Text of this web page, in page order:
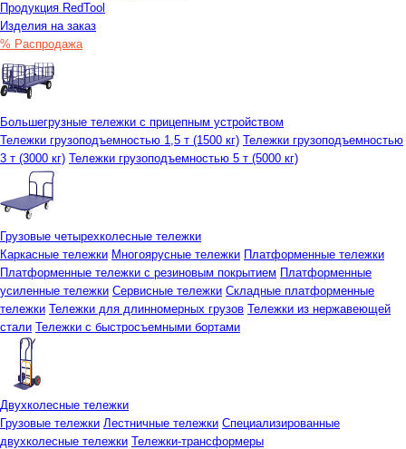
Продукция RedTool
Изделия на заказ
% Распродажа
Большегрузные тележки с прицепным устройством
Тележки грузоподъемностью 1,5 т (1500 кг) Тележки грузоподъемностью
3 т (3000 кг) Тележки грузоподъемностью 5 т (5000 кг)
Грузовые четырехколесные тележки
Каркасные тележки Многоярусные тележки Платформенные тележки
Платформенные тележки с резиновым покрытием Платформенные
усиленные тележки Сервисные тележки Складные платформенные
тележки Тележки для длинномерных грузов Тележки из нержавеющей
стали Тележки с быстросъемными бортами
Двухколесные тележки
Грузовые тележки Лестничные тележки Специализированные
двухколесные тележки Тележки-трансформеры